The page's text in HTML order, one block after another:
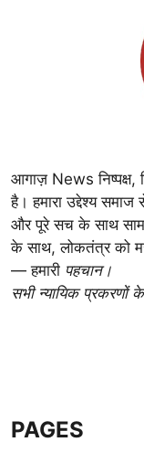
आगाज़ News निष्पक्ष,
है। हमारा उद्देश्य समाज
और पूरे सच के साथ
के साथ, लोकतंत्र को
— हमारी पहचान।
सभी न्यायिक प्रकरणों के
PAGES